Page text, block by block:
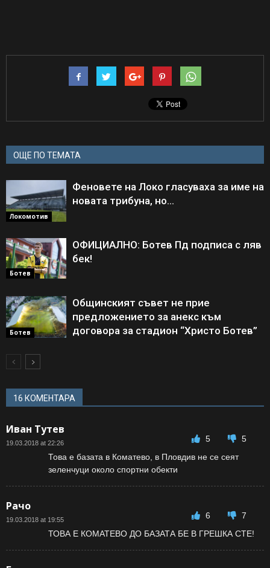
ОЩЕ ПО ТЕМАТА
Локомотив
Феновете на Локо гласуваха за име на
новата трибуна, но…
Ботев
ОФИЦИАЛНО: Ботев Пд подписа с ляв
бек!
Ботев
Общинският съвет не прие
предложението за анекс към
договора за стадион “Христо Ботев”
16 КОМЕНТАРА
Иван Тутев
19.03.2018 at 22:26 5
5
Това е базата в Коматево, в Пловдив не се сеят
зеленчуци около спортни обекти
Рачо
19.03.2018 at 19:55 6
7
ТОВА Е КОМАТЕВО ДО БАЗАТА БЕ В ГРЕШКА СТЕ!